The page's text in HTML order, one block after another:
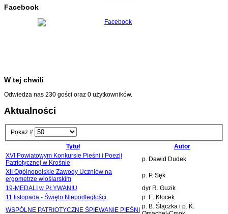
Facebook
W tej chwili
Odwiedza nas 230 gości oraz 0 użytkowników.
Aktualności
Pokaż #
Tytuł
Autor
XVI Powiatowym Konkursie Pieśni i Poezji
Patriotycznej w Krośnie
p. Dawid Dudek
XII Ogólnopolskie Zawody Uczniów na
ergometrze wioślarskim
p. P. Sęk
19-MEDALI w PŁYWANIU
dyr R. Guzik
11 listopada - Święto Niepodległości
p. E. Klocek
WSPÓLNE PATRIOTYCZNE ŚPIEWANIE PIEŚNI
p. B. Ślączka i p. K.